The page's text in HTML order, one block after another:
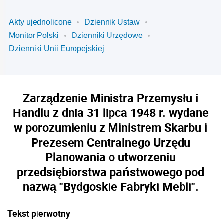
Akty ujednolicone
Dziennik Ustaw
Monitor Polski
Dzienniki Urzędowe
Dzienniki Unii Europejskiej
Zarządzenie Ministra Przemysłu i
Handlu z dnia 31 lipca 1948 r. wydane
w porozumieniu z Ministrem Skarbu i
Prezesem Centralnego Urzędu
Planowania o utworzeniu
przedsiębiorstwa państwowego pod
nazwą "Bydgoskie Fabryki Mebli".
Tekst pierwotny